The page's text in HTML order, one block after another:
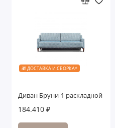
🎁 ДОСТАВКА И СБОРКА*
Диван Бруни-1 раскладной
184.410 ₽